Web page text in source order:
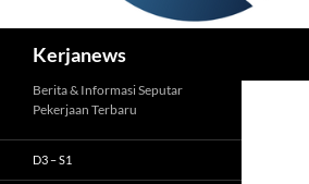
Kerjanews
Berita & Informasi Seputar
Pekerjaan Terbaru
D3 – S1